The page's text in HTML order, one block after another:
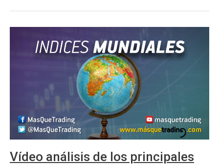
principales
mundiales
Vídeo análisis de los principales